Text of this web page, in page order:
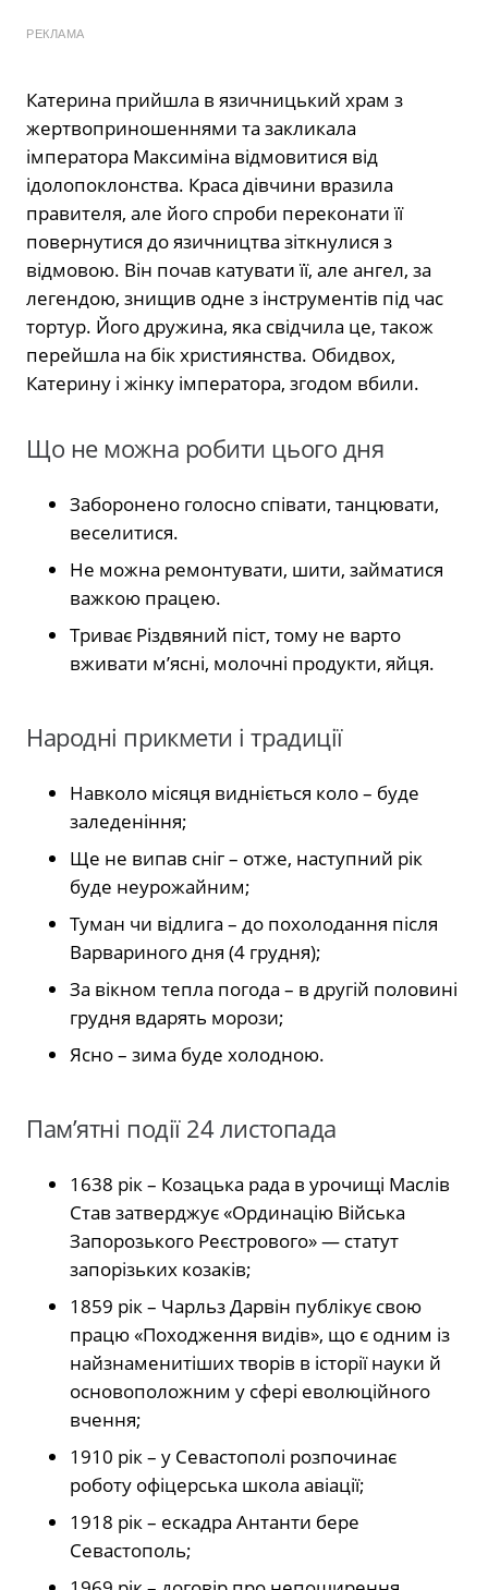
РЕКЛАМА
Катерина прийшла в язичницький храм з
жертвоприношеннями та закликала
імператора Максиміна відмовитися від
ідолопоклонства. Краса дівчини вразила
правителя, але його спроби переконати її
повернутися до язичництва зіткнулися з
відмовою. Він почав катувати її, але ангел, за
легендою, знищив одне з інструментів під час
тортур. Його дружина, яка свідчила це, також
перейшла на бік християнства. Обидвох,
Катерину і жінку імператора, згодом вбили.
Що не можна робити цього дня
Заборонено голосно співати, танцювати,
веселитися.
Не можна ремонтувати, шити, займатися
важкою працею.
Триває Різдвяний піст, тому не варто
вживати м’ясні, молочні продукти, яйця.
Народні прикмети і традиції
Навколо місяця видніється коло – буде
заледеніння;
Ще не випав сніг – отже, наступний рік
буде неурожайним;
Туман чи відлига – до похолодання після
Варвариного дня (4 грудня);
За вікном тепла погода – в другій половині
грудня вдарять морози;
Ясно – зима буде холодною.
Пам’ятні події 24 листопада
1638 рік – Козацька рада в урочищі Маслів
Став затверджує «Ординацію Війська
Запорозького Реєстрового» — статут
запорізьких козаків;
1859 рік – Чарльз Дарвін публікує свою
працю «Походження видів», що є одним із
найзнаменитіших творів в історії науки й
основоположним у сфері еволюційного
вчення;
1910 рік – у Севастополі розпочинає
роботу офіцерська школа авіації;
1918 рік – ескадра Антанти бере
Севастополь;